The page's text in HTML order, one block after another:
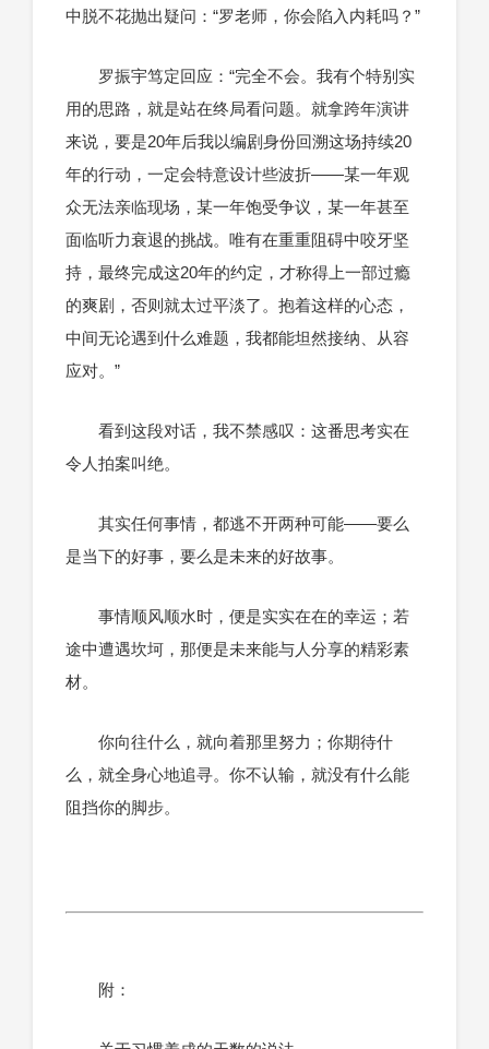
中脱不花抛出疑问：“罗老师，你会陷入内耗吗？”
罗振宇笃定回应：“完全不会。我有个特别实
用的思路，就是站在终局看问题。就拿跨年演讲
来说，要是20年后我以编剧身份回溯这场持续20
年的行动，一定会特意设计些波折——某一年观
众无法亲临现场，某一年饱受争议，某一年甚至
面临听力衰退的挑战。唯有在重重阻碍中咬牙坚
持，最终完成这20年的约定，才称得上一部过瘾
的爽剧，否则就太过平淡了。抱着这样的心态，
中间无论遇到什么难题，我都能坦然接纳、从容
应对。”
看到这段对话，我不禁感叹：这番思考实在
令人拍案叫绝。
其实任何事情，都逃不开两种可能——要么
是当下的好事，要么是未来的好故事。
事情顺风顺水时，便是实实在在的幸运；若
途中遭遇坎坷，那便是未来能与人分享的精彩素
材。
你向往什么，就向着那里努力；你期待什
么，就全身心地追寻。你不认输，就没有什么能
阻挡你的脚步。
附：